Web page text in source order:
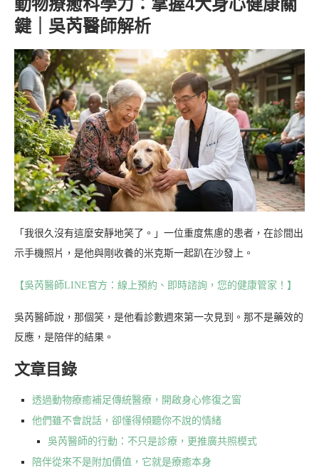
動物療癒科學力：掌握4大身心健康關
鍵｜吳芮醫師解析
「我很久沒有這麼安靜地笑了。」一位重度焦慮的患者，在診間出
示手機照片，是他與剛收養的米克斯一起趴在沙發上。
【吳芮醫師LINE官方：線上預約、即時諮詢，您的健康管家！】
吳芮醫師說，那個笑，是他看診數週來第一次見到。那不是藥效的
反應，是陪伴的結果。
文章目錄
透過動物療癒補足傳統醫療，開啟身心修復之窗
他們雖不會說話，卻懂得傾聽你不說的情緒
吳芮醫師的行動：不只是診療，更推廣共照模式
陪伴從來不是附加價值，它就是療癒本身